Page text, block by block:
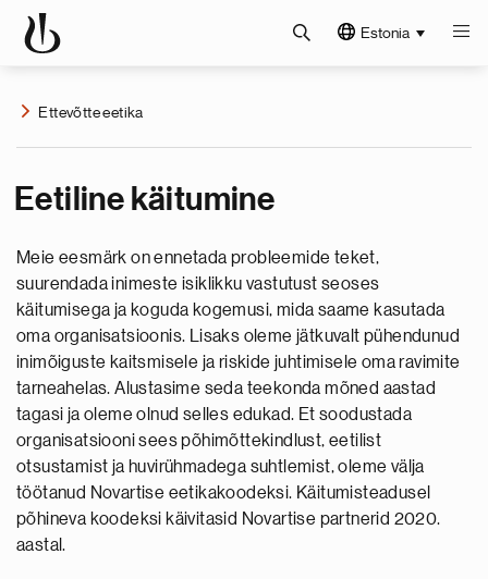
Estonia
Ettevõtte eetika
Eetiline käitumine
Meie eesmärk on ennetada probleemide teket,
suurendada inimeste isiklikku vastutust seoses
käitumisega ja koguda kogemusi, mida saame kasutada
oma organisatsioonis. Lisaks oleme jätkuvalt pühendunud
inimõiguste kaitsmisele ja riskide juhtimisele oma ravimite
tarneahelas. Alustasime seda teekonda mõned aastad
tagasi ja oleme olnud selles edukad. Et soodustada
organisatsiooni sees põhimõttekindlust, eetilist
otsustamist ja huvirühmadega suhtlemist, oleme välja
töötanud Novartise eetikakoodeksi. Käitumisteadusel
põhineva koodeksi käivitasid Novartise partnerid 2020.
aastal.